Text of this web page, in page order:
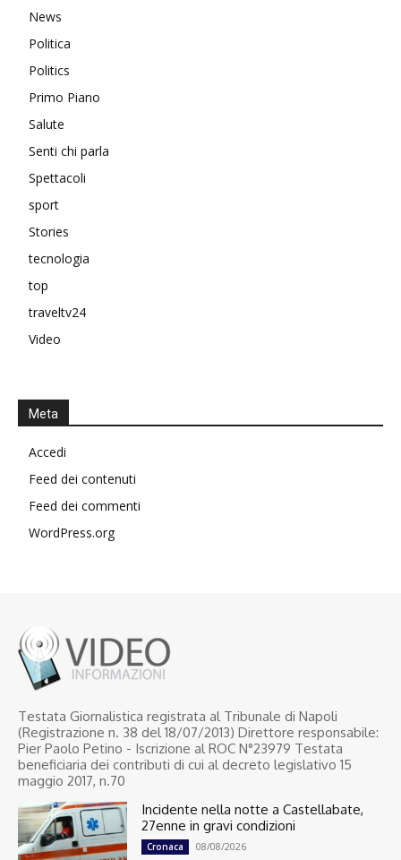
News
Politica
Politics
Primo Piano
Salute
Senti chi parla
Spettacoli
sport
Stories
tecnologia
top
traveltv24
Video
Meta
Accedi
Feed dei contenuti
Feed dei commenti
WordPress.org
Testata Giornalistica registrata al Tribunale di Napoli
(Registrazione n. 38 del 18/07/2013) Direttore responsabile:
Pier Paolo Petino - Iscrizione al ROC N°23979 Testata
beneficiaria dei contributi di cui al decreto legislativo 15
maggio 2017, n.70
Incidente nella notte a Castellabate,
27enne in gravi condizioni
Cronaca 08/08/2026